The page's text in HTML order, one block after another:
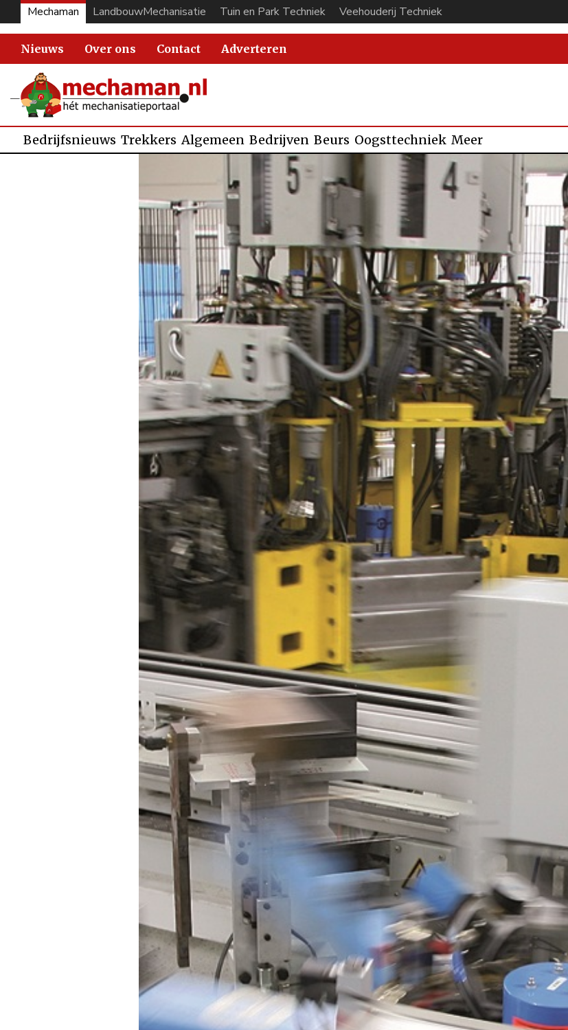
Mechaman LandbouwMechanisatie Tuin en Park Techniek Veehouderij Techniek
Nieuws Over ons Contact Adverteren
Bedrijfsnieuws Trekkers Algemeen Bedrijven Beurs Oogsttechniek Meer